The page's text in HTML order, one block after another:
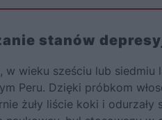
stanów
w wieku sześciu lub
Peru. Dzięki próbkom
żuły liście koki i